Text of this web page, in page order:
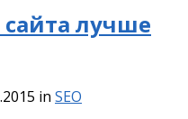
лучше
in SEO